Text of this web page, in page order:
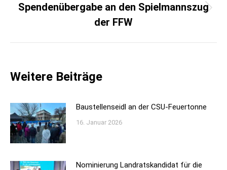
Nächster
Beitrag:
Spendenübergabe an den Spielmannszug
der FFW
Weitere Beiträge
Baustellenseidl an der CSU-Feuertonne
16. Januar 2026
Nominierung Landratskandidat für die